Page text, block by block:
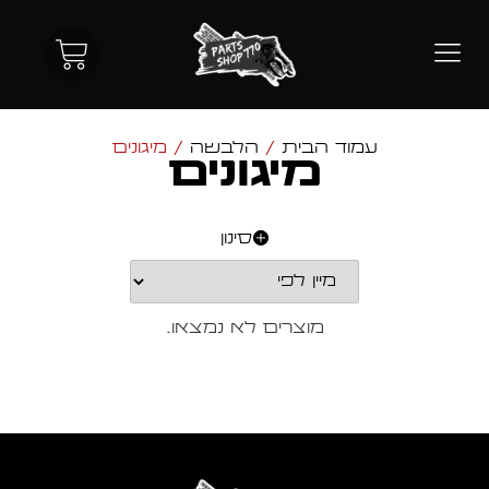
עמוד הבית / הלבשה / מיגונים
מיגונים
סינון
מוצרים לא נמצאו.